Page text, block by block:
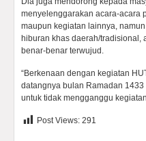
menyelenggarakan acara-acara
maupun kegiatan lainnya,
hiburan khas daerah/tradisional,
benar-benar terwujud.
“Berkenaan dengan kegiatan
datangnya bulan Ramadan
untuk tidak mengganggu
Post Views: 291